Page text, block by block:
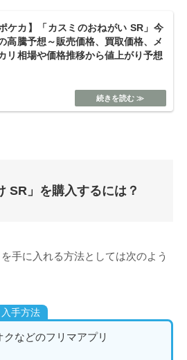
ポケカ】「カスミのおねがい SR」今
高騰予想～販売価格、買取価格、メ
リ相場や価格推移から値上がり予想
SR」を購入するには？
手に入れる方法としては次のよう
入手方法
クなどのフリマアプリ